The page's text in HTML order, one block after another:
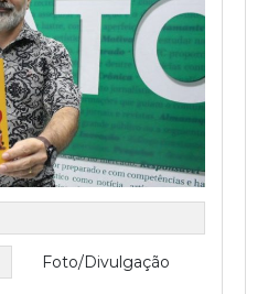
Foto/Divulgação